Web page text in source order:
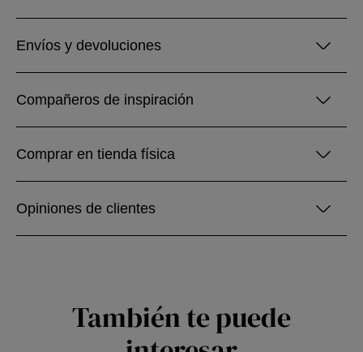
Envíos y devoluciones
Compañeros de inspiración
Comprar en tienda física
Opiniones de clientes
También te puede